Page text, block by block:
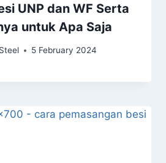
UNP dan WF Serta
untuk Apa Saja
5 February 2024